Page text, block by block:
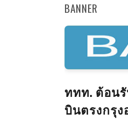
BANNER
ททท. ต้อนรั
บินตรงกรุ